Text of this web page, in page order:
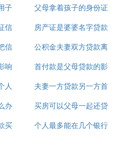
行证（台胞证）、户籍藤本
在京购房审批表、抵押公证书
及抵押登记）
、结婚证、抵押公证书（委
押登记） 韩国人--------护照中
、抵押公证书（委托办理后期
证、抵押公证书（委托办理后
以贷多少年
子
父母拿着孩子的身份证
可以办贷款吗
信
房产证是婆婆名字贷款
夫妻双方
信
公积金夫妻双方贷款离
婚怎么办
响
首付款是父母贷款的影
响房贷吗
人
夫妻一方贷款另一方首
贷
办
买房可以父母一起还贷
款吗
买
个人最多能在几个银行